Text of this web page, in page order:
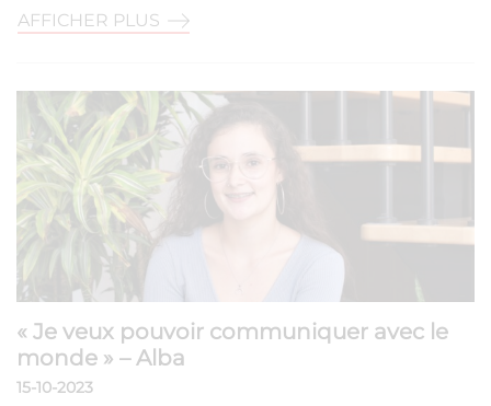
AFFICHER PLUS
« Je veux pouvoir communiquer avec le
monde » – Alba
15-10-2023